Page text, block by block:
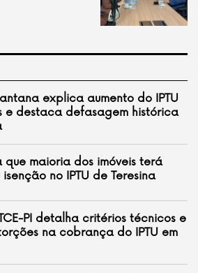
explica aumento do IPTU
e destaca defasagem histórica
que maioria dos imóveis terá
no IPTU de Teresina
PI detalha critérios técnicos e
na cobrança do IPTU em